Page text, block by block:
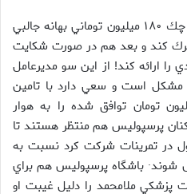
او حتي به واسطه ايرادات قانوني چك ۱۸۰ ميليون توماني بهانه جالبي
ترك كند و بعد هم در صورت شكايت
ارائه كند! از اين سو مديرعامل
مشكل است و سعي دارد با تامين
مالي هرچه زودتر ۱۸۰ ميليون تومان توافق شده را به هوار
پرسپوليس هم منتظر هستند تا
در تمرينات شركت كرد نسبت به
باشگاه پرسپوليس هم براي
پزشكي ملامحمد را دليل غيبت او